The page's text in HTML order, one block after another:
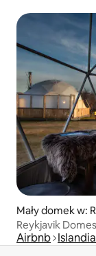
Mały domek w:
Reykjavik
Airbnb Islandia